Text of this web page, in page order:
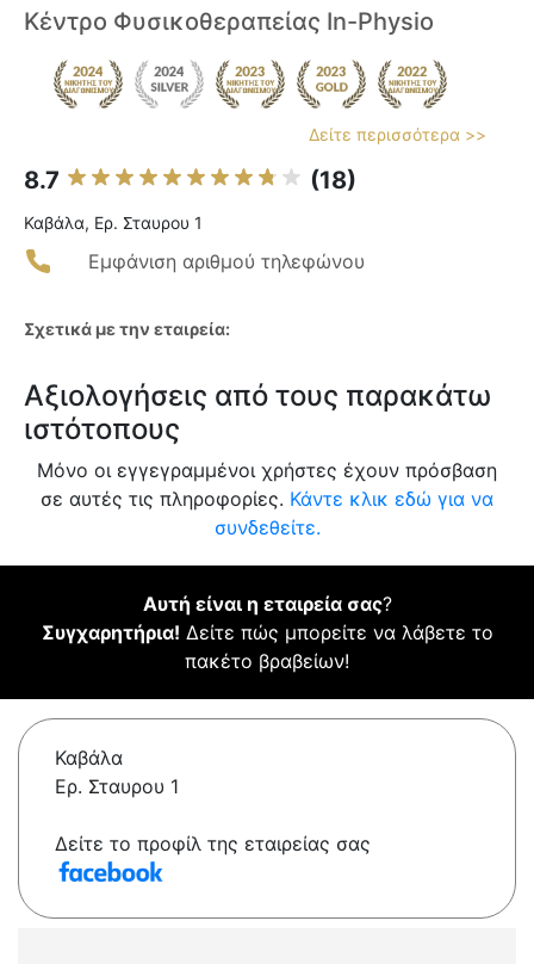
Κέντρο Φυσικοθεραπείας In-Physio
Δείτε περισσότερα >>
8.7 (18)
Καβάλα, Ερ. Σταυρου 1
Εμφάνιση αριθμού τηλεφώνου
Σχετικά με την εταιρεία:
Αξιολογήσεις από τους παρακάτω
ιστότοπους
Μόνο οι εγγεγραμμένοι χρήστες έχουν πρόσβαση
σε αυτές τις πληροφορίες. Κάντε κλικ εδώ για να
συνδεθείτε.
Αυτή είναι η εταιρεία σας?
Συγχαρητήρια! Δείτε πώς μπορείτε να λάβετε το
πακέτο βραβείων!
Καβάλα
Ερ. Σταυρου 1
Δείτε το προφίλ της εταιρείας σας